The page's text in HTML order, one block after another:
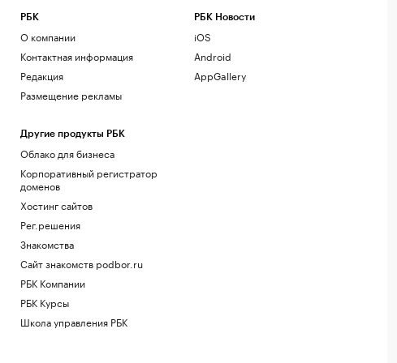
РБК
О компании
Контактная информация
Редакция
Размещение рекламы
Другие продукты РБК
Облако для бизнеса
Корпоративный регистратор
доменов
Хостинг сайтов
Рег.решения
Знакомства
Сайт знакомств podbor.ru
РБК Компании
РБК Курсы
Школа управления РБК
РБК Новости
iOS
Android
AppGallery